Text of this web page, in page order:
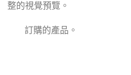
整的視覺
訂購的產品。